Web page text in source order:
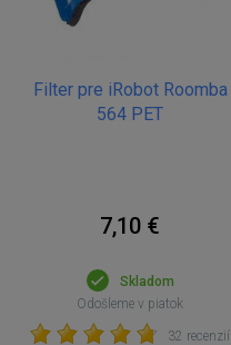
Filter pre iRobot Roomba
564 PET
7,10 €
Skladom
Odošleme v piatok
32 recenzií